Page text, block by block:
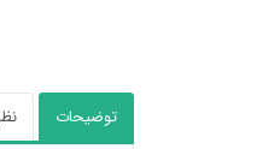
توضیحات